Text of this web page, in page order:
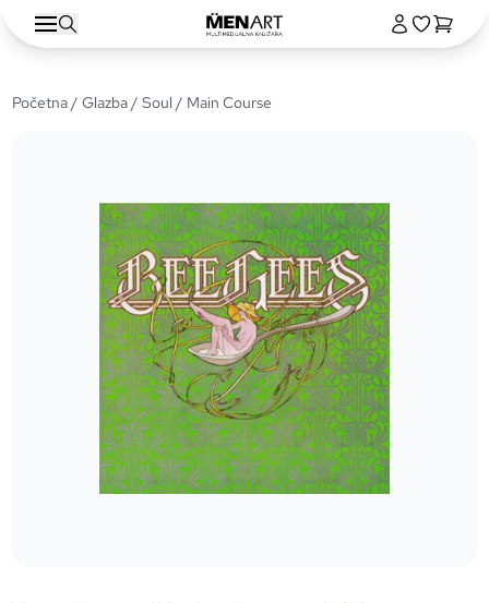
Početna/Glazba/Soul / Main Course